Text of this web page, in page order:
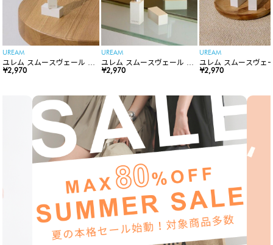
UREAM
ユレム スムースヴェール リ
ップスティック
¥2,970
UREAM
ユレム スムースヴェール リ
ップスティック
¥2,970
UREAM
ユレム スムースヴェ
ップスティック
¥2,970